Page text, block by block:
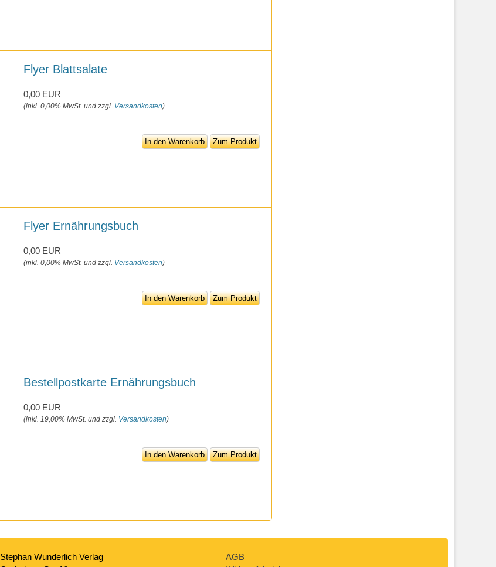
Flyer Blattsalate
0,00 EUR
(inkl. 0,00% MwSt. und zzgl. Versandkosten)
In den Warenkorb Zum Produkt
Flyer Ernährungsbuch
0,00 EUR
(inkl. 0,00% MwSt. und zzgl. Versandkosten)
In den Warenkorb Zum Produkt
Bestellpostkarte Ernährungsbuch
0,00 EUR
(inkl. 19,00% MwSt. und zzgl. Versandkosten)
In den Warenkorb Zum Produkt
Stephan Wunderlich Verlag
AGB